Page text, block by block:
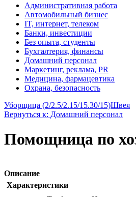
Административная работа
Автомобильный бизнес
IT, интернет, телеком
Банки, инвестиции
Без опыта, студенты
Бухгалтерия, финансы
Домашний персонал
Маркетинг, реклама, PR
Медицина, фармацевтика
Охрана, безопасность
Уборщица (2/2.5/2.15/15.30/15)Швея
Вернуться к: Домашний персонал
Помощница по
Описание
Характеристики